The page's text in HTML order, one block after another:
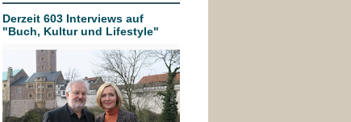
Derzeit 603 Interviews auf
"Buch, Kultur und Lifestyle"